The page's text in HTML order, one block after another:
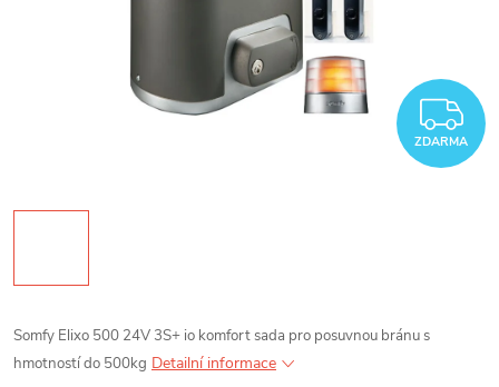
ZDARMA
Somfy Elixo 500 24V 3S+ io komfort sada pro posuvnou bránu s
hmotností do 500kg Detailní informace